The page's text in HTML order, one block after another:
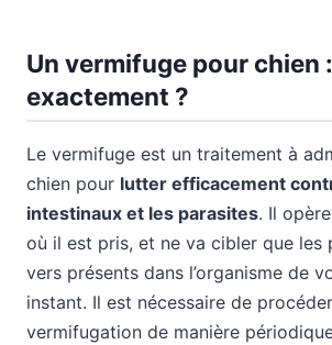
Un vermifuge pour chien
exactement ?
Le vermifuge est un traitement à
chien pour lutter efficacement
intestinaux et les parasites. Il
où il est pris, et ne va cibler que les
vers présents dans l’organisme de
instant. Il est nécessaire de
vermifugation de manière